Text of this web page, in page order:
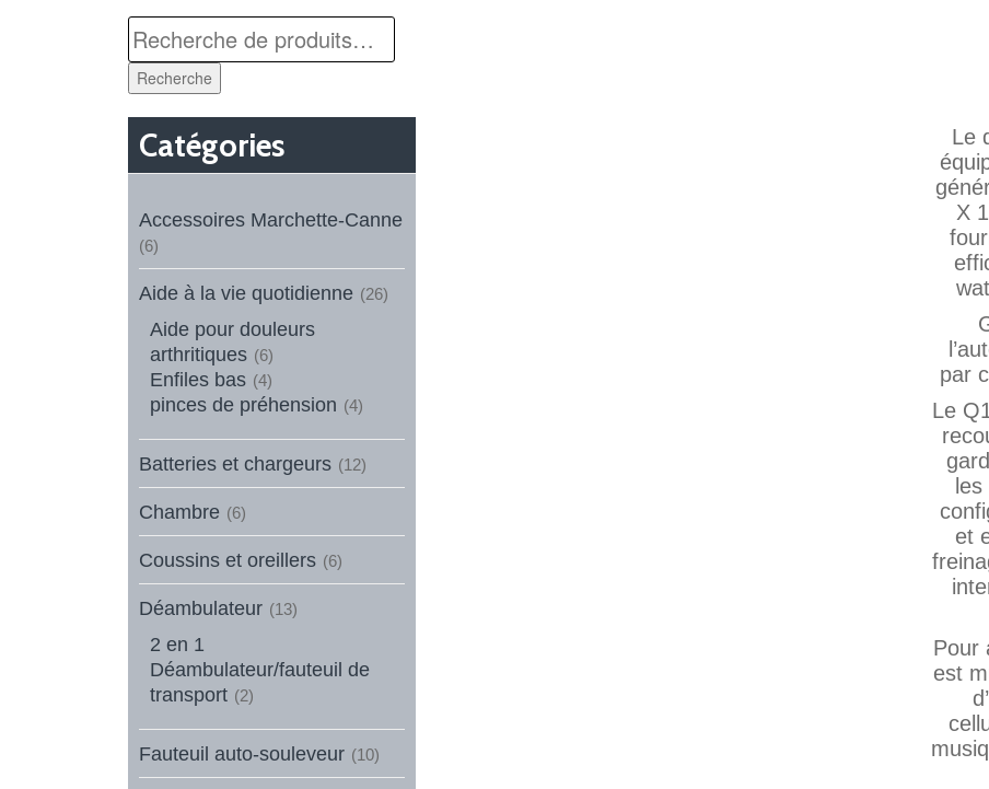
Recherche
Catégories
Accessoires Marchette-Canne
(6)
Aide à la vie quotidienne (26)
Aide pour douleurs
arthritiques (6)
Enfiles bas (4)
pinces de préhension (4)
Batteries et chargeurs (12)
Chambre (6)
Coussins et oreillers (6)
Déambulateur (13)
2 en 1
Déambulateur/fauteuil de
transport (2)
Fauteuil auto-souleveur (10)
Le
X
par
Le
et
Pour
est